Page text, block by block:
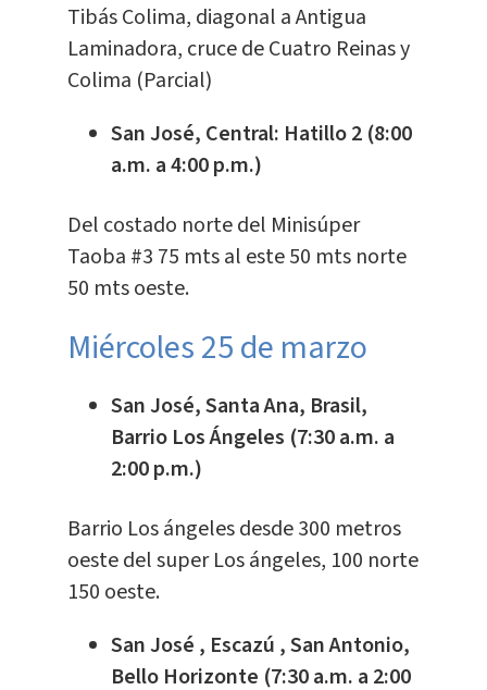
Tibás Colima, diagonal a Antigua
Laminadora, cruce de Cuatro Reinas y
Colima (Parcial)
San José, Central: Hatillo 2 (8:00
a.m. a 4:00 p.m.)
Del costado norte del Minisúper
Taoba #3 75 mts al este 50 mts norte
50 mts oeste.
Miércoles 25 de marzo
San José, Santa Ana, Brasil,
Barrio Los Ángeles (7:30 a.m. a
2:00 p.m.)
Barrio Los ángeles desde 300 metros
oeste del super Los ángeles, 100 norte
150 oeste.
San José , Escazú , San Antonio,
Bello Horizonte (7:30 a.m. a 2:00